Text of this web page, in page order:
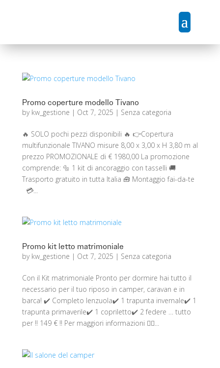
Promo coperture modello Tivano
by kw_gestione | Oct 7, 2025 | Senza categoria
🔥 SOLO pochi pezzi disponibili 🔥 👉Copertura
multifunzionale TIVANO misure 8,00 x 3,00 x H 3,80 m al
prezzo PROMOZIONALE di € 1980,00 La promozione
comprende: 🔩 1 kit di ancoraggio con tasselli 🚚
Trasporto gratuito in tutta Italia 🧰 Montaggio fai-da-te
💳...
Promo kit letto matrimoniale
by kw_gestione | Oct 7, 2025 | Senza categoria
Con il Kit matrimoniale Pronto per dormire hai tutto il
necessario per il tuo riposo in camper, caravan e in
barca! ✔️ Completo lenzuola✔️ 1 trapunta invernale✔️ 1
trapunta primaverile✔️ 1 copriletto✔️ 2 federe … tutto
per ‼ 149 € ‼ Per maggiori informazioni 👉🏻...